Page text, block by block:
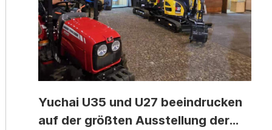
Yuchai U35 und U27 beeindrucken
auf der größten Ausstellung der